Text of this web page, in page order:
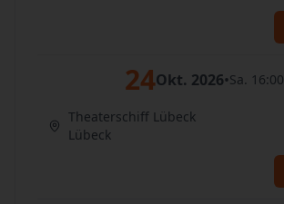
24Okt. 2026•Sa. 16:00
Theaterschiff Lübeck
Lübeck